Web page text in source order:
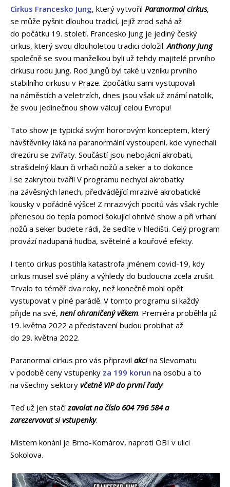
Cirkus Francesko Jung, který vytvořil Paranormal cirkus,
se může pyšnit dlouhou tradicí, jejíž zrod sahá až
do počátku 19. století. Francesko Jung je jediný český
cirkus, který svou dlouholetou tradici doložil.Anthony Jung
společně se svou manželkou byli už tehdy majitelé prvního
cirkusu rodu Jung. Rod Jungů byl také u vzniku prvního
stabilního cirkusu v Praze. Zpočátku sami vystupovali
na náměstích a veletrzích, dnes jsou však už známí natolik,
že svou jedinečnou show válcují celou Evropu!
Tato show je typická svým hororovým konceptem, který
návštěvníky láká na paranormální vystoupení, kde vynechali
drezúru se zvířaty. Součástí jsou nebojácní akrobati,
strašidelný klaun či vrhači nožů a seker a to dokonce
i se zakrytou tváří! V programu nechybí akrobatky
na závěsných lanech, předvádějící mrazivé akrobatické
kousky v pořádně výšce! Z mrazivých pocitů vás však rychle
přenesou do tepla pomocí šokující ohnivé show a při vrhaní
nožů a seker budete rádi, že sedíte v hledišti. Celý program
provází nadupaná hudba, světelné a kouřové efekty.
I tento cirkus postihla katastrofa jménem covid-19, kdy
cirkus musel své plány a výhledy do budoucna zcela zrušit.
Trvalo to téměř dva roky, než konečně mohl opět
vystupovat v plné parádě. V tomto programu si každý
přijde na své, není ohraničený věkem. Premiéra proběhla již
19. května 2022 a představení budou probíhat až
do 29. května 2022.
Paranormal cirkus pro vás připravil akcina Slevomatu
v podobě ceny vstupenky za 199 korun na osobu a to
na všechny sektory včetně VIP do první řady!
Teď už jen stačízavolat na číslo 604 796 584 a
zarezervovat si vstupenky.
Místem konání je Brno-Komárov, naproti OBI v ulici
Sokolova.